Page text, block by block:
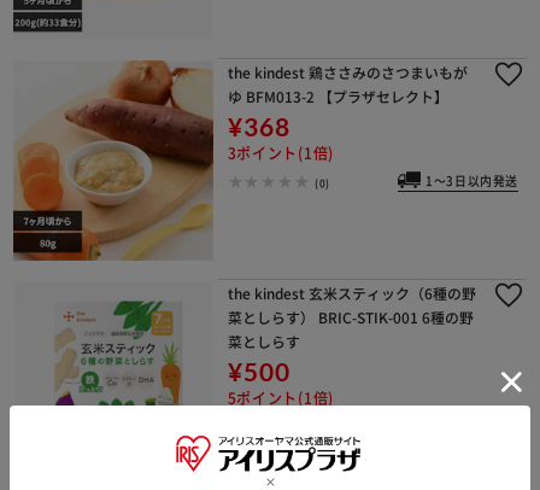
the kindest 鶏ささみのさつまいもが
ゆ BFM013-2 【プラザセレクト】
¥368
3ポイント(1倍)
(0) 1～3日以内発送
the kindest 玄米スティック（6種の野
菜としらす） BRIC-STIK-001 6種の野
菜としらす
¥500
5ポイント(1倍)
(0)